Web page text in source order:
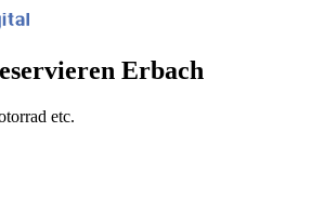
Erbach
etc.